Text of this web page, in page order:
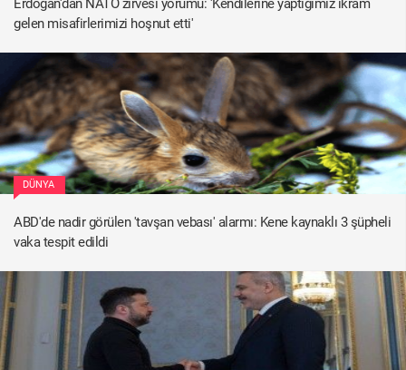
Erdoğan'dan NATO zirvesi yorumu: 'Kendilerine yaptığımız ikram
gelen misafirlerimizi hoşnut etti'
DÜNYA
ABD'de nadir görülen 'tavşan vebası' alarmı: Kene kaynaklı 3 şüpheli
vaka tespit edildi